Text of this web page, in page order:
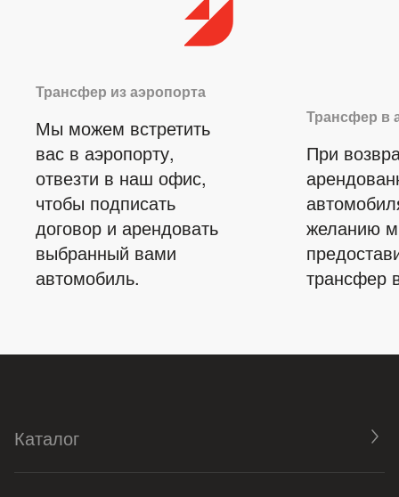
Трансфер из аэропорта
Мы можем встретить
вас в аэропорту,
отвезти в наш офис,
чтобы подписать
договор и арендовать
выбранный вами
автомобиль.
Трансфер в
При
желанию
трансфер
Каталог